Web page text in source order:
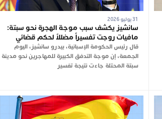
31 يوليو 2026
سانشيز يكشف سبب موجة الهجرة نحو سبتة:
مافيات روجت تفسيراً مضللاً لحكم قضائي
قال رئيس الحكومة الإسبانية، بيدرو سانشيز، اليوم
الجمعة، إن موجة التدفق الكبيرة للمهاجرين نحو مدينة
سبتة المحتلة جاءت نتيجة تفسير